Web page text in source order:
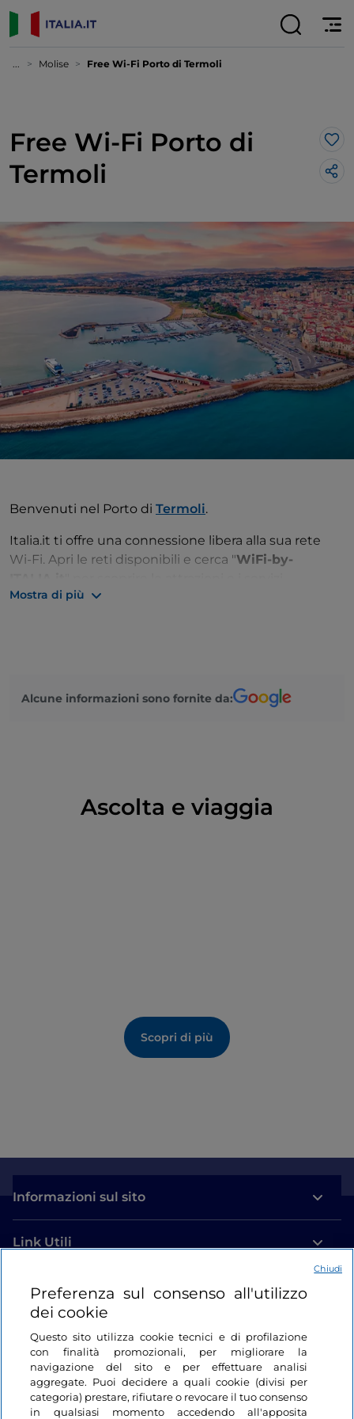
... Molise Free Wi-Fi Porto di Termoli
Free Wi-Fi Porto di
Termoli
Benvenuti nel Porto di Termoli.
Italia.it ti offre una connessione libera alla sua rete
Wi-Fi. Apri le reti disponibili e cerca "WiFi-by-
disponibili e rendere il tuo viaggio ancora più
Mostra di più
Alcune informazioni sono fornite da:
Ascolta e viaggia
Scopri di più
Informazioni sul sito
Link Utili
Login
Restiamo in contatto
Preferenza sul consenso all'utilizzo
dei cookie
Questo sito utilizza cookie tecnici e di profilazione
con finalità promozionali, per migliorare la
navigazione del sito e per effettuare analisi
aggregate. Puoi decidere a quali cookie (divisi per
categoria) prestare, rifiutare o revocare il tuo consenso
in qualsiasi momento accedendo all'apposita
Chiudi